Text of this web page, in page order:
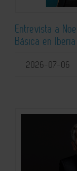
Entrevista a
Básica en Iberia
2026-07-06